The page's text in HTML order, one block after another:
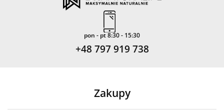
pon - pt 8:30 - 15:30
+48 797 919 738
Zakupy